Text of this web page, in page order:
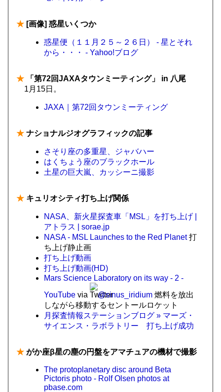
★ [画像] 惑星いくつか
惑星便（１１月２５～２６日） - 星とそれ
から・・・ - Yahoo!ブログ
★ 「第72回JAXAタウンミーティング」 in 八尾
1月15日。
JAXA｜第72回タウンミーティング
★ ナショナルジオグラフィックの記事
さそり座の多重星、ジャバハー
はくちょう座のブラックホール
土星の巨大嵐、カッシーニ撮影
★ キュリオシティ打ち上げ関係
NASA、新火星探査車「MSL」を打ち上げ |
アトラス | sorae.jp
NASA - MSL Launches to the Red Planet打
ち上げ静止画
打ち上げ動画
打ち上げ動画(HD)
Mars Science Laboratory on its way - 2 -
YouTube via @sinus_iridium 燃料を放出
しながら移動するセントールロケット
月探査情報ステーションブログ » マーズ・
サイエンス・ラボラトリー 打ち上げ成功
★ がか座β星の塵の円盤をアマチュアの機材で撮影
The protoplanetary disc around Beta
Pictoris photo - Rolf Olsen photos at
pbase.com